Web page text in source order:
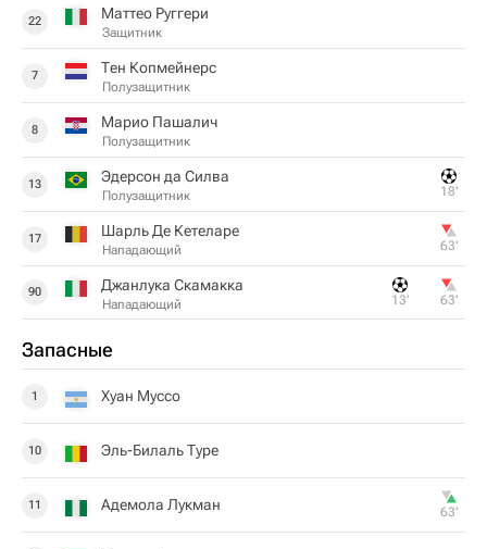
22 Маттео Руггери
Защитник
7 Тен Копмейнерс
Полузащитник
8 Марио Пашалич
Полузащитник
13 Эдерсон да Силва
Полузащитник 18‎’‎
17 Шарль Де Кетеларе
Нападающий 63‎’‎
90 Джанлука Скамакка
Нападающий 13‎’‎ 63‎’‎
Запасные
1 Хуан Муссо
10 Эль-Билаль Туре
11 Адемола Лукман 63‎’‎